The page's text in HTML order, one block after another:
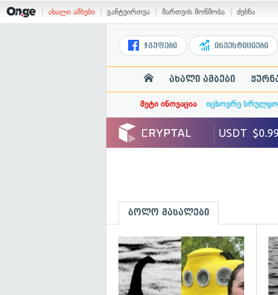
ახალი ამბები განტვირთვა მართვის მოწმობა ძებნა
ჯგუფები ინვესტიციები
ახალი ამბები
მეტი ინოვაცია იცხოვრე
ბოლო მასალები